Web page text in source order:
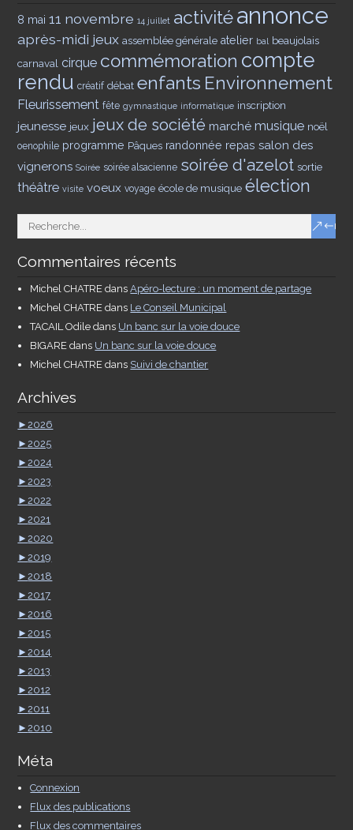
8 mai 11 novembre 14 juillet activitéannonce
après-midi jeux assemblée générale atelier bal beaujolais
carnaval cirque commémoration compte
rendu créatif débat enfants Environnement
Fleurissement fête gymnastique informatique inscription
jeunesse jeux jeux de société marché musique noël
oenophile programme Pâques randonnée repas salon des
vignerons Soirée soirée alsacienne soirée d'azelot sortie
théâtre visite voeux voyage école de musique élection
Commentaires récents
Michel CHATRE dansApéro-lecture : un moment de partage
Michel CHATRE dans Le Conseil Municipal
TACAIL Odile dans Un banc sur la voie douce
BIGARE dans Un banc sur la voie douce
Michel CHATRE dans Suivi de chantier
Archives
►2026
►2025
►2024
►2023
►2022
►2021
►2020
►2019
►2018
►2017
►2016
►2015
►2014
►2013
►2012
►2011
►2010
Méta
Connexion
Flux des publications
Flux des commentaires